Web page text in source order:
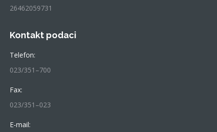
26462059731
Kontakt podaci
Telefon:
023/351–700
Fax:
023/351–023
E-mail: